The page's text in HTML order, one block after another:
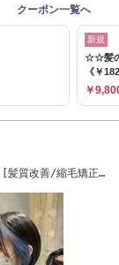
クーポン一覧へ
新規
☆☆髪
《￥
￥
[髪質改善/縮毛矯正/